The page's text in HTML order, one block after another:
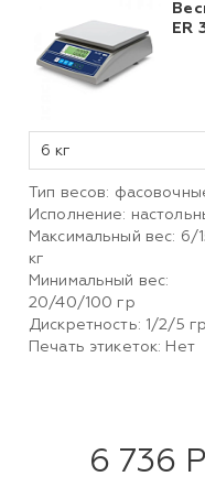
ER
6 кг
Тип весов:
Исполнение:
Максимальный вес: 6/
кг
Минимальный вес:
20/40/100 гр
Дискретность: 1/2/5 гр
Печать этикеток: Нет
6 736 Р